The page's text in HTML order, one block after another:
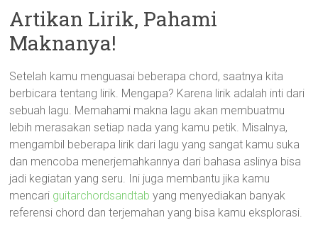
Artikan Lirik, Pahami
Maknanya!
Setelah kamu menguasai beberapa chord, saatnya kita
berbicara tentang lirik. Mengapa? Karena lirik adalah inti dari
sebuah lagu. Memahami makna lagu akan membuatmu
lebih merasakan setiap nada yang kamu petik. Misalnya,
mengambil beberapa lirik dari lagu yang sangat kamu suka
dan mencoba menerjemahkannya dari bahasa aslinya bisa
jadi kegiatan yang seru. Ini juga membantu jika kamu
mencari guitarchordsandtab yang menyediakan banyak
referensi chord dan terjemahan yang bisa kamu eksplorasi.